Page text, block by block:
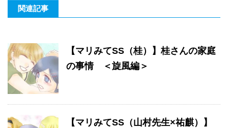
関連記事
【マリみてSS（桂）】桂さんの家庭
の事情 ＜旋風編＞
【マリみてSS（山村先生×祐麒）】